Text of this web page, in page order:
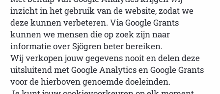
U bevindt zich hier: Homepage
Lotgenoten
Ervaringsverhalen lotgenoten
Ervaringsverhaal
Mascha
inzicht in het gebruik van de website, zodat we
deze kunnen verbeteren. Via Google Grants
kunnen we mensen die op zoek zijn naar
informatie over Sjögren beter bereiken.
Wij verkopen jouw gegevens nooit en delen deze
uitsluitend met Google Analytics en Google Grants
voor de hierboven genoemde doeleinden.